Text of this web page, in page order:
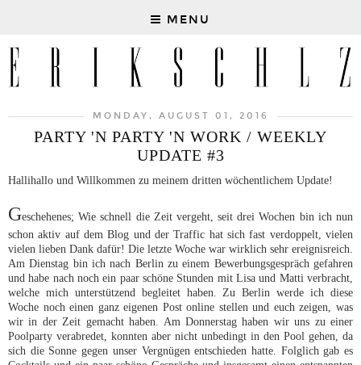
MENU
MONDAY, AUGUST 01, 2016
PARTY 'N PARTY 'N WORK / WEEKLY
UPDATE #3
Hallihallo und Willkommen zu meinem dritten wöchentlichem Update!
Geschehenes; Wie schnell die Zeit vergeht, seit drei Wochen bin ich nun
schon aktiv auf dem Blog und der Traffic hat sich fast verdoppelt, vielen
vielen lieben Dank dafür! Die letzte Woche war wirklich sehr ereignisreich.
Am Dienstag bin ich nach Berlin zu einem Bewerbungsgespräch gefahren
und habe nach noch ein paar schöne Stunden mit Lisa und Matti verbracht,
welche mich unterstützend begleitet haben. Zu Berlin werde ich diese
Woche noch einen ganz eigenen Post online stellen und euch zeigen, was
wir in der Zeit gemacht haben. Am Donnerstag haben wir uns zu einer
Poolparty verabredet, konnten aber nicht unbedingt in den Pool gehen, da
sich die Sonne gegen unser Vergnügen entschieden hatte. Folglich gab es